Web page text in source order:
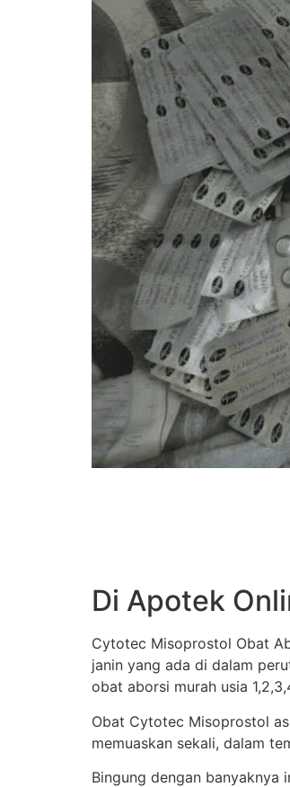
Di Apotek
Cytotec Misoprostol Obat
janin yang ada di dalam
obat aborsi murah usia
Obat Cytotec Misoprostol
memuaskan sekali, dalam
Bingung dengan